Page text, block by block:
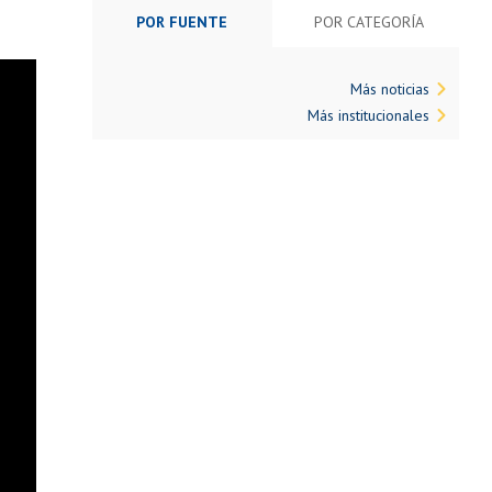
POR FUENTE POR CATEGORÍA
Más noticias
Más institucionales